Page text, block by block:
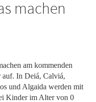
machen
am kommenden
auf. In Deiá, Calviá,
und Algaida werden mit
Kinder im Alter von 0